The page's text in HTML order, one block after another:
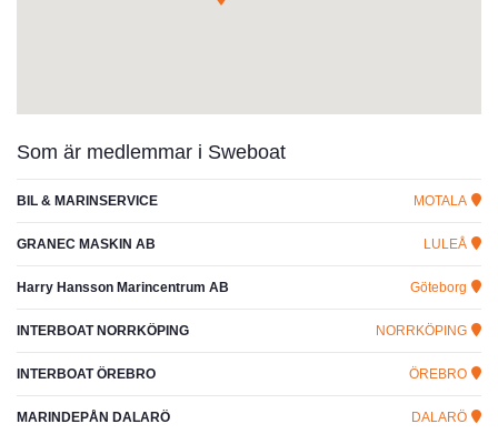
Som är medlemmar i Sweboat
BIL & MARINSERVICE MOTALA
GRANEC MASKIN AB LULEÅ
Harry Hansson Marincentrum AB Göteborg
INTERBOAT NORRKÖPING NORRKÖPING
INTERBOAT ÖREBRO ÖREBRO
MARINDEPÅN DALARÖ DALARÖ